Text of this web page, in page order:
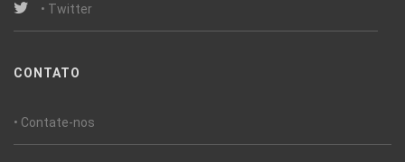
• Twitter
CONTATO
• Contate-nos